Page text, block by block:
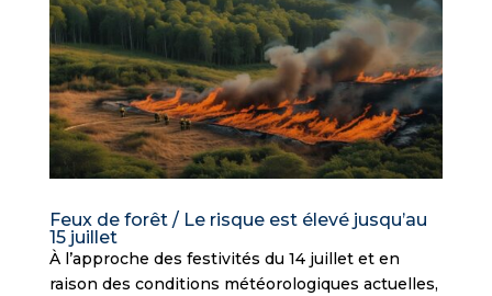
Feux de forêt / Le risque est élevé jusqu’au
15 juillet
À l’approche des festivités du 14 juillet et en
raison des conditions météorologiques actuelles,